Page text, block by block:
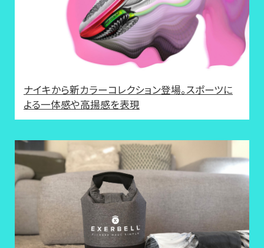
ナイキから新カラーコレクション登場。スポーツに
よる一体感や高揚感を表現